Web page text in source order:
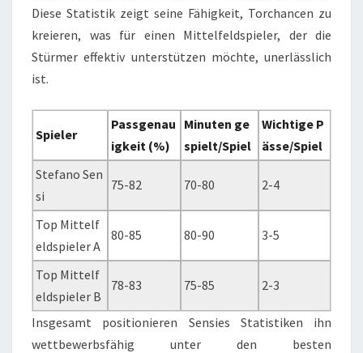
Diese Statistik zeigt seine Fähigkeit, Torchancen zu
kreieren, was für einen Mittelfeldspieler, der die
Stürmer effektiv unterstützen möchte, unerlässlich
ist.
Spieler
Passgenau
igkeit (%)
Minuten ge
spielt/Spiel
Wichtige P
ässe/Spiel
Stefano Sen
si
75-82 70-80 2-4
Top Mittelf
eldspieler A
80-85 80-90 3-5
Top Mittelf
eldspieler B
78-83 75-85 2-3
Insgesamt positionieren Sensies Statistiken ihn
wettbewerbsfähig unter den besten